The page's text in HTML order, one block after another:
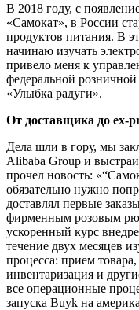
В 2018 году, с
«Самокат», в России
продуктов питания. В
начинаю изучать
привело меня к
федеральной
«Улыбка радуги».
От доставщика до ex-
Дела шли в гору, мы
Alibaba Group и
прочел новость:
обязательно нужно
доставлял первые
фирменным розовым
ускоренный курс
течение двух месяцев
процесса: прием товара,
инвентаризация и
все операционные
запуска Buyk на